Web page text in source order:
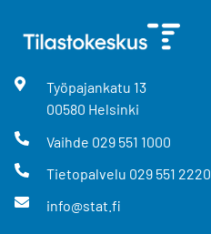
Työpajankatu 13
00580 Helsinki
Vaihde 029 551 1000
Tietopalvelu 029 551 2220
info@stat.fi